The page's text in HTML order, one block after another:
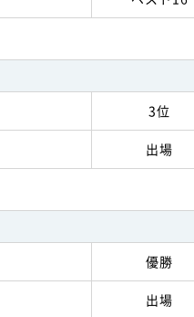
3位
出場
優勝
出場